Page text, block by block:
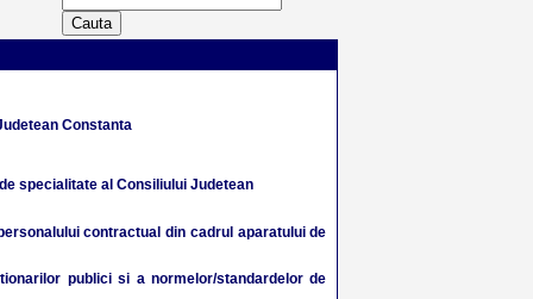
Constanta
specialitate al Consiliului Judetean
contractual din cadrul aparatului de
publici si a normelor/standardelor de